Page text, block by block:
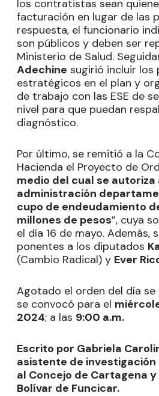
los contratistas sean
facturación en lugar de las
respuesta, el funcionario
son públicos y deben ser
Ministerio de Salud.
Adechine sugirió incluir los
estratégicos en el plan y
de trabajo con las ESE de
nivel para que puedan
diagnóstico.
Por último, se remitió a la
Hacienda el Proyecto de
medio del cual se autoriza
administración
cupo de endeudamiento
millones de pesos”, cuya
el día 16 de mayo. Además,
ponentes a los diputados
(Cambio Radical) y Ever
Agotado el orden del día
se convocó para el
2024; a las 9:00 a.m.
Escrito por Gabriela
asistente de
al Concejo de Cartagena
Bolívar de Funcicar.